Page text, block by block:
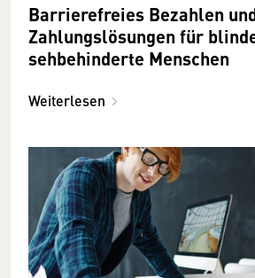
Barrierefreies Bezahlen
Zahlungslösungen für
sehbehinderte Menschen
Weiterlesen